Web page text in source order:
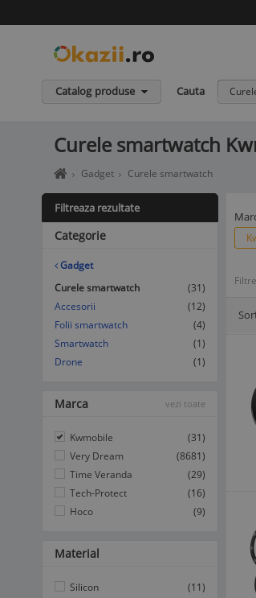
Catalog produse Cauta
Curele smartwatch
Home
-
Cumperi
in
siguranta
de
la
vanzatori
incredere
Gadget Curele smartwatch
Filtreaza rezultate
Categorie
Gadget
Curele smartwatch
(31)
Accesorii
(12)
Folii smartwatch
(4)
Smartwatch
(1)
Drone
(1)
Marca vezi toate
Kwmobile
(31)
Very Dream
(8681)
Time Veranda
(29)
Tech-Protect
(16)
Hoco
(9)
Material
Silicon
(11)